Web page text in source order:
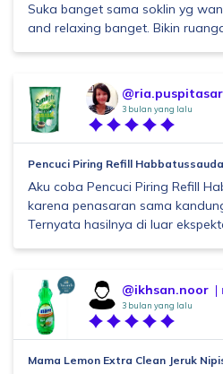
Suka banget sama soklin yg
and relaxing banget. Bikin
3 bulan yang lalu
Pencuci Piring Refill Habbatussauda
Aku coba Pencuci Piring Refill
karena penasaran sama
Ternyata hasilnya di luar
@ikhsan.noor
3 bulan yang lalu
Mama Lemon Extra Clean Jeruk